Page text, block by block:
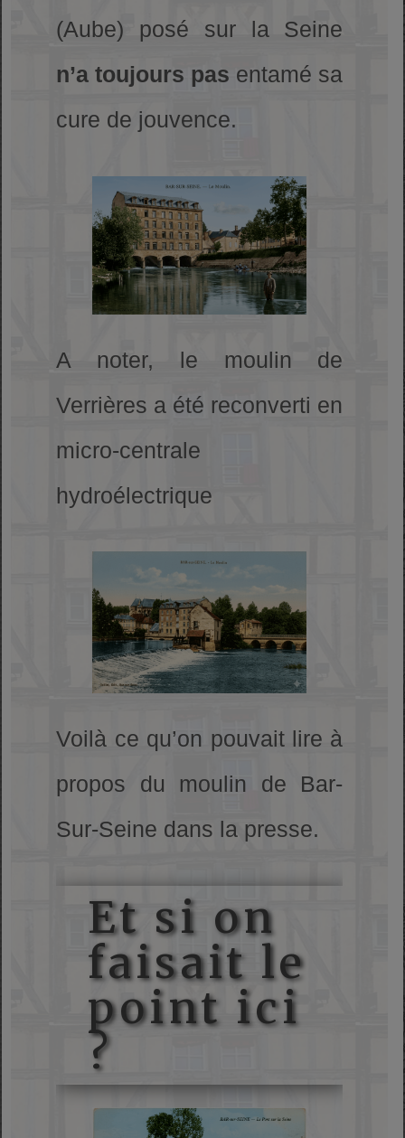
(Aube) posé sur la Seine
n’a toujours pas entamé sa
cure de jouvence.
A noter, le moulin de
Verrières a été reconverti en
micro-centrale
hydroélectrique
Voilà ce qu’on pouvait lire à
propos du moulin de Bar-
Sur-Seine dans la presse.
Et si on
faisait le
point ici
?